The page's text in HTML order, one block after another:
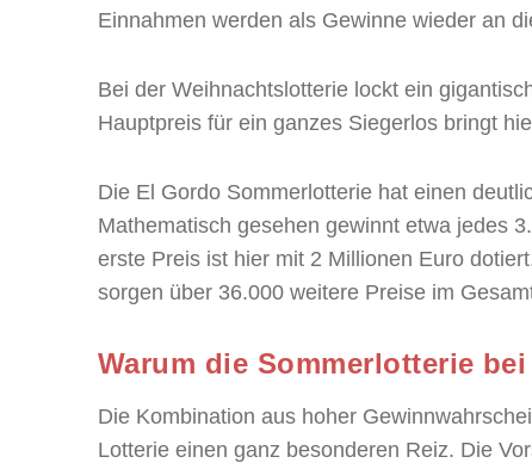
Einnahmen werden als Gewinne wieder an
Bei der Weihnachtslotterie lockt ein
Hauptpreis für ein ganzes Siegerlos bringt
Die El Gordo Sommerlotterie hat einen
Mathematisch gesehen gewinnt etwa jedes
erste Preis ist hier mit 2 Millionen Euro
sorgen über 36.000 weitere Preise im
Warum die Sommerlotterie
Die Kombination aus hoher
Lotterie einen ganz besonderen Reiz. Die